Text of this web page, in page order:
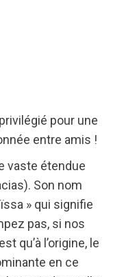
pour une
entre amis !
vaste étendue
Son nom
» qui signifie
pas, si nos
qu’à l’origine, le
en ce